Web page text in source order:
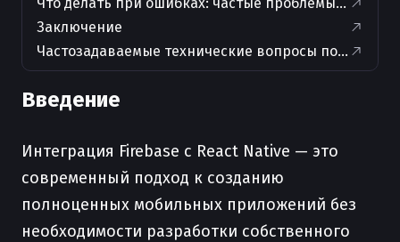
Заключение
Частозадаваемые технические вопросы по теме
Введение
Интеграция Firebase с React Native — это
современный подход к созданию
полноценных мобильных приложений без
необходимости разработки собственного